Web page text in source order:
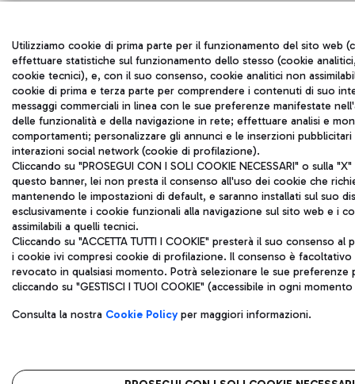
Utilizziamo cookie di prima parte per il funzionamento del sito web
effettuare statistiche sul funzionamento dello stesso (cookie
cookie tecnici), e, con il suo consenso, cookie analitici non
cookie di prima e terza parte per comprendere i contenuti di suo
messaggi commerciali in linea con le sue preferenze manifestate
delle funzionalità e della navigazione in rete; effettuare analisi e
comportamenti; personalizzare gli annunci e le inserzioni
interazioni social network (cookie di profilazione).
Cliccando su "PROSEGUI CON I SOLI COOKIE NECESSARI" o sulla
questo banner, lei non presta il consenso all'uso dei cookie che
mantenendo le impostazioni di default, e saranno installati sul suo
esclusivamente i cookie funzionali alla navigazione sul sito web e i
assimilabili a quelli tecnici.
Cliccando su "ACCETTA TUTTI I COOKIE" presterà il suo consenso
i cookie ivi compresi cookie di profilazione. Il consenso è facoltativo
revocato in qualsiasi momento. Potrà selezionare le sue preferenze
cliccando su "GESTISCI I TUOI COOKIE" (accessibile in ogni
Consulta la nostra Cookie Policyper maggiori informazioni.